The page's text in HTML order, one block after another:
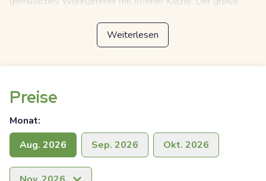
Gartenmöbeln ausgestattet, sodass du das Außenleben in
vollen Zügen genießen kannst.
Schlafzimmer befinden sich im Obergeschoss, jeweils mit
zwei Boxspringbetten. Es sind zwei Badezimmer
Obergeschoss, beide ausgestattet mit Dusche und
Waschbecken. Zusätzlich gibt es ein separates WC im
Erdgeschoss.
Weiterlesen
Preise
Monat:
Aug. 2026
Sep. 2026 Okt. 2026